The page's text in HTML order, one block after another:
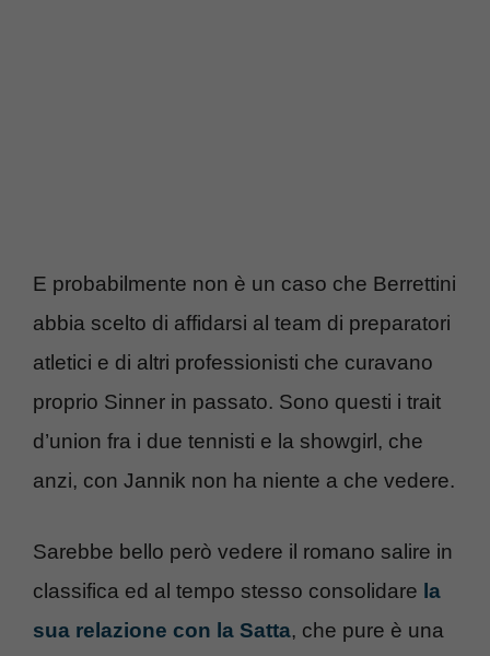
E probabilmente non è un caso che Berrettini
abbia scelto di affidarsi al team di preparatori
atletici e di altri professionisti che curavano
proprio Sinner in passato. Sono questi i trait
d’union fra i due tennisti e la showgirl, che
anzi, con Jannik non ha niente a che vedere.
Sarebbe bello però vedere il romano salire in
classifica ed al tempo stesso consolidare la
sua relazione con la Satta, che pure è una